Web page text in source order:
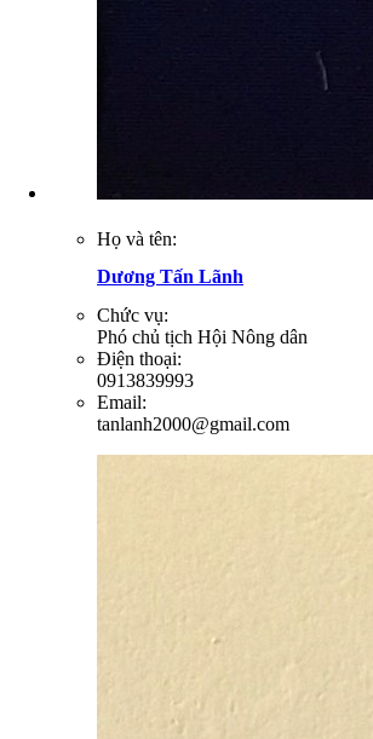
Họ và tên:
Dương Tấn Lãnh
Chức vụ:
Phó chủ tịch Hội Nông dân
Điện thoại:
0913839993
Email:
tanlanh2000@gmail.com